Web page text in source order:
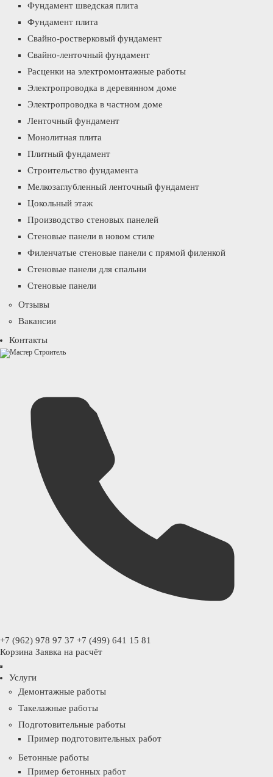
Фундамент шведская плита
Фундамент плита
Свайно-ростверковый фундамент
Свайно-ленточный фундамент
Расценки на электромонтажные работы
Электропроводка в деревянном доме
Электропроводка в частном доме
Ленточный фундамент
Монолитная плита
Плитный фундамент
Строительство фундамента
Мелкозаглубленный ленточный фундамент
Цокольный этаж
Производство стеновых панелей
Стеновые панели в новом стиле
Филенчатые стеновые панели с прямой филенкой
Стеновые панели для спальни
Стеновые панели
Отзывы
Вакансии
Контакты
+7 (962) 978 97 37 +7 (499) 641 15 81
Корзина Заявка на расчёт
Услуги
Демонтажные работы
Такелажные работы
Подготовительные работы
Пример подготовительных работ
Бетонные работы
Пример бетонных работ